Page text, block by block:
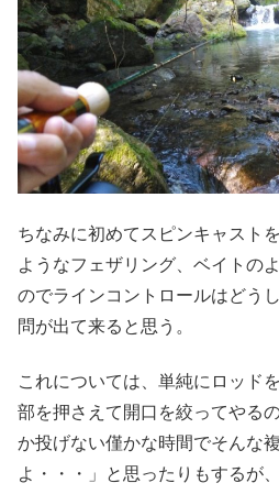
ちなみに初めてスピンキャスト
ようなフェザリング、ベイトの
のでラインコントロールはどう
問が出て来ると思う。
これについては、単純にロッド
部を押さえて開口を絞ってやる
か投げない僅かな時間でそんな
よ・・・」と思ったりもするが